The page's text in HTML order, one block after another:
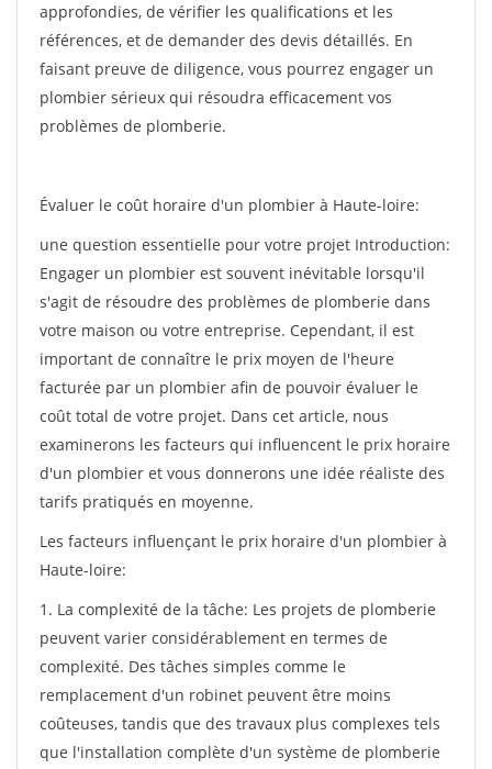
approfondies, de vérifier les qualifications et les
références, et de demander des devis détaillés. En
faisant preuve de diligence, vous pourrez engager un
plombier sérieux qui résoudra efficacement vos
problèmes de plomberie.
Évaluer le coût horaire d'un plombier à Haute-loire:
une question essentielle pour votre projet Introduction:
Engager un plombier est souvent inévitable lorsqu'il
s'agit de résoudre des problèmes de plomberie dans
votre maison ou votre entreprise. Cependant, il est
important de connaître le prix moyen de l'heure
facturée par un plombier afin de pouvoir évaluer le
coût total de votre projet. Dans cet article, nous
examinerons les facteurs qui influencent le prix horaire
d'un plombier et vous donnerons une idée réaliste des
tarifs pratiqués en moyenne.
Les facteurs influençant le prix horaire d'un plombier à
Haute-loire:
1. La complexité de la tâche: Les projets de plomberie
peuvent varier considérablement en termes de
complexité. Des tâches simples comme le
remplacement d'un robinet peuvent être moins
coûteuses, tandis que des travaux plus complexes tels
que l'installation complète d'un système de plomberie